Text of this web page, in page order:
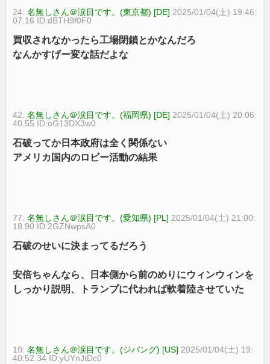
24:名無しさん＠涙目です。(東京都) [DE] 2025/01/04(土) 19:46:
07.16 ID:dBTH9f0F0
買収されなかったら工場閉鎖とかなんだろ
なんかすげー変な話だよな
42:名無しさん＠涙目です。(福岡県) [DE] 2025/01/04(土) 20:06:
40.55 ID:oG13DX3w0
石破ってか日本政府は全く関係ない
アメリカ国内のロビー活動の結果
77:名無しさん＠涙目です。(愛知県) [PL] 2025/01/04(土) 21:00:
18.90 ID:2GZNwpsA0
石破のせいに決まってるだろう
安倍ちゃんなら、日本側から前のめりにウィンウィンを
しっかり説明、トランプに代われば軟着陸させていた
10:名無しさん＠涙目です。(ジパング) [US] 2025/01/04(土) 19:
40:52.34 ID:yUYnJtDc0